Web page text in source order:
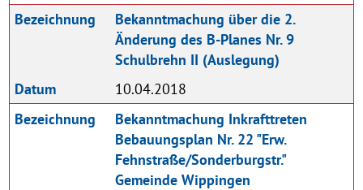
Datum 10.04.2018
Bezeichnung
Bekanntmachung über die 2.
Änderung des B-Planes Nr. 9
Schulbrehn II (Auslegung)
Bezeichnung
Bekanntmachung Inkrafttreten
Bebauungsplan Nr. 22 "Erw.
Fehnstraße/Sonderburgstr."
Gemeinde Wippingen